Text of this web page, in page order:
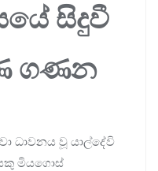
සිදුවී
ගණන
ධාවනය වූ යාල්දේවි
මියගොස්